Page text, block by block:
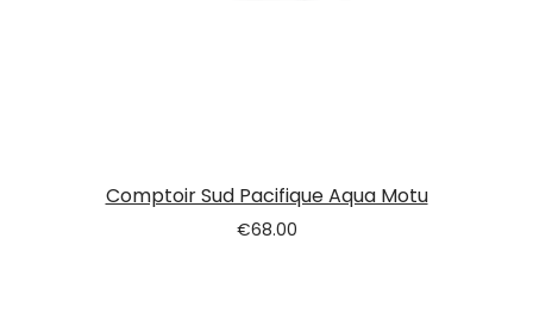
Comptoir Sud Pacifique Aqua Motu
€68.00